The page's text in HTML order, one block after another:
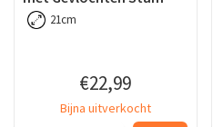
21cm
€22,99
Bijna uitverkocht